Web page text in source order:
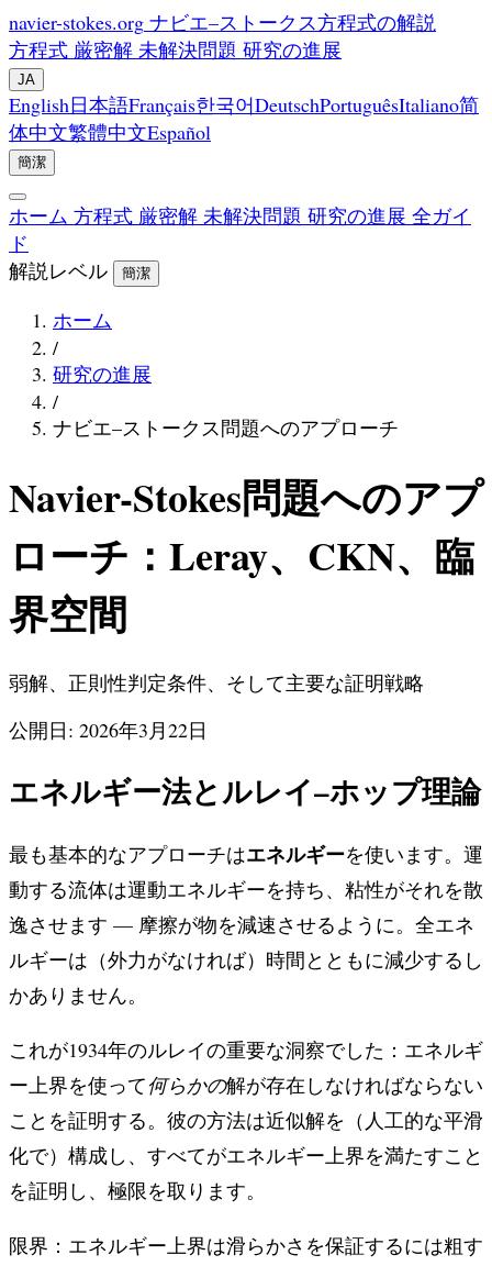
navier-stokes.org ナビエ–ストークス方程式の解説
方程式 厳密解 未解決問題 研究の進展
JA
English日本語Français한국어DeutschPortuguêsItaliano简
体中文繁體中文Español
簡潔
ホーム 方程式 厳密解 未解決問題 研究の進展 全ガイ
ド
解説レベル
簡潔
ホーム
/
研究の進展
/
ナビエ–ストークス問題へのアプローチ
Navier-Stokes問題へのアプ
ローチ：Leray、CKN、臨
界空間
弱解、正則性判定条件、そして主要な証明戦略
公開日: 2026年3月22日
エネルギー法とルレイ–ホップ理論
最も基本的なアプローチはエネルギーを使います。運
動する流体は運動エネルギーを持ち、粘性がそれを散
逸させます — 摩擦が物を減速させるように。全エネ
ルギーは（外力がなければ）時間とともに減少するし
かありません。
これが1934年のルレイの重要な洞察でした：エネルギ
ー上界を使って何らかの解が存在しなければならない
ことを証明する。彼の方法は近似解を（人工的な平滑
化で）構成し、すべてがエネルギー上界を満たすこと
を証明し、極限を取ります。
限界：エネルギー上界は滑らかさを保証するには粗す